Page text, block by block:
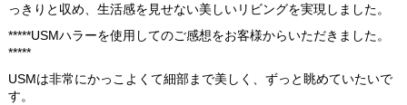
っきりと収め、生活感を見せない美しいリビングを実現しました。
*****USMハラーを使用してのご感想をお客様からいただきました。
*****
USMは非常にかっこよくて細部まで美しく、ずっと眺めていたいで
す。